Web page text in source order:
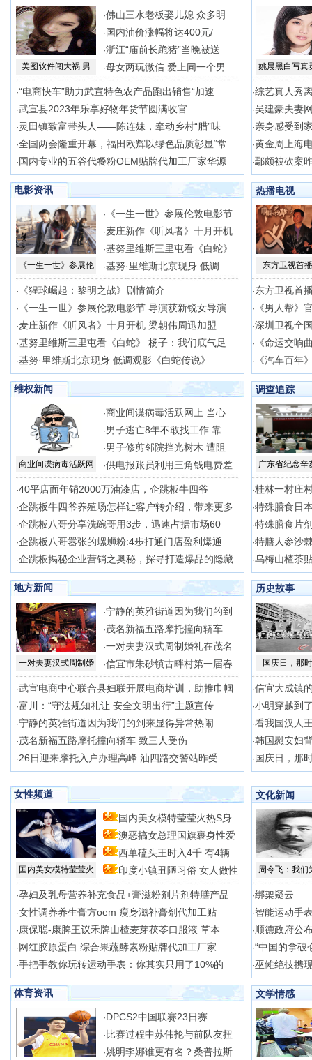
美图软件闯大祸 男
·佛山三水老板娶儿媳 众多明
· 国内油价涨幅将达400元/
·浙江“庙前长跪猪”当晚被送
·母女两玩微信 爱上同一个男
·“电商快车”助力武宣特色农产品跑出销售“加速
·武宣县2023年乐享好物年货节圆满收官
· 灵田镇致富带头人——陈连妹，牵动乡村“腊”味
·全国两会隆重开幕，福田欧辉以绿色品质彰显“常
· 国内专业的五谷代餐粉OEM贴牌代加工厂家华源
姚晨黑白写真
·综艺真人秀
·吴建豪夫妻
·亲身感受到
·黄金周上海
·鄢颇被砍案
电影资讯
《一生一世》参展伦
· 《一生一世》参展伦敦电影节
·麦庄新作《听风者》十月开机
·基努里维斯三里屯看《白蛇》
·基努·里维斯北京现身 低调
· 《猩球崛起：黎明之战》剧情简介
· 《一生一世》参展伦敦电影节 导演获新锐女导演
·麦庄新作《听风者》十月开机 梁朝伟周迅加盟
·基努里维斯三里屯看《白蛇》 杨子：我们底气足
·基努·里维斯北京现身 低调观影《白蛇传说》
热播电视
东方卫视首
·东方卫视首
· 《男人帮》
·深圳卫视全
· 《命运交响
· 《汽车百年
维权新闻
商业间谍病毒活跃网
·商业间谍病毒活跃网上 当心
·男子逃亡8年不敢找工作 靠
·男子修剪邻院挡光树木 遭阻
·供电报账员利用三角钱电费差
·40平店面年销2000万油漆店，企跳板牛四爷
·企跳板牛四爷养殖场怎样让客户转介绍，带来更多
·企跳板八哥分享洗碗哥用3步，迅速占据市场60
·企跳板八哥嚣张的螺蛳粉:4步打通门店盈利爆通
·企跳板揭秘企业营销之奥秘，探寻打造爆品的隐藏
调查追踪
广东省纪念辛
·桂林一村庄
·特殊膳食日
·特殊膳食片
·特膳人参沙
·乌梅山楂茶
地方新闻
一对夫妻汉式周制婚
·宁静的英雅街道因为我们的到
·茂名新福五路摩托撞向轿车
·一对夫妻汉式周制婚礼在茂名
·信宜市朱砂镇古畔村第一届春
·武宣电商中心联合县妇联开展电商培训，助推巾帼
·富川：“守法规知礼让 安全文明出行”主题宣传
·宁静的英雅街道因为我们的到来显得异常热闹
·茂名新福五路摩托撞向轿车 致三人受伤
·26日迎来摩托入户办理高峰 油四路交警站昨受
历史故事
国庆日，那
·信宜大成镇
·小明穿越到
·看我国汉人
·韩国慰安妇
· 国庆日，那
女性频道
国内美女模特莹莹火
国内美女模特莹莹火热S身
型 澳恶搞女总理国旗裹身性爱
场 西单磕头王时入4千 有4辆
印度小镇丑陋习俗 女人做性
·孕妇及乳母营养补充食品+膏滋粉剂片剂特膳产品
·女性调养养生膏方oem 瘦身滋补膏剂代加工贴
· 康保聪-康脾王议禾牌山楂麦芽茯苓口服液 草本
·网红胶原蛋白 综合果蔬酵素粉贴牌代加工厂家
·手把手教你玩转运动手表：你其实只用了10%的
文化新闻
周令飞：我们
·绑架疑云
·智能运动手
·顺德政府公
·“中国的拿破
·巫傩绝技携
体育资讯
·DPCS2中国联赛23日赛
· 比赛过程中苏伟抡与前队友扭
·姚明李娜谁更有名？桑普拉斯
文学情感